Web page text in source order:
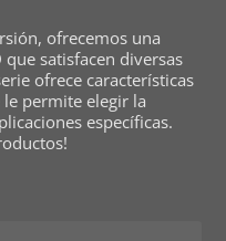
ofrecemos una
satisfacen diversas
ofrece características
permite elegir la
específicas.